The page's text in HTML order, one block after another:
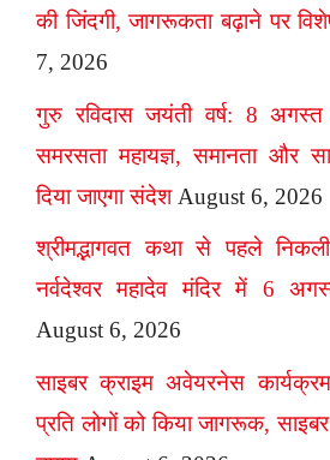
की जिंदगी, जागरूकता बढ़ाने पर
7, 2026
गुरु रविदास जयंती वर्ष: 8
समरसता महायज्ञ, समानता और
दिया जाएगा संदेश August 6, 2026
श्रीमद्भागवत कथा से पहले
नर्वदेश्वर महादेव मंदिर में 6
August 6, 2026
साइबर क्राइम अवेयरनेस
प्रति लोगों को किया जागरूक,